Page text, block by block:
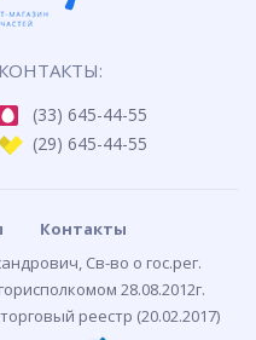
КОНТАКТЫ:
(33) 645-44-55
(29) 645-44-55
Контакты
Св-во о гос.рег.
28.08.2012г.
реестр (20.02.2017)